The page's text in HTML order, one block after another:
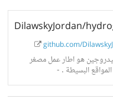
github.com/
هو اطار عمل مصغر
البسيطة . -
DilawskyJordan/